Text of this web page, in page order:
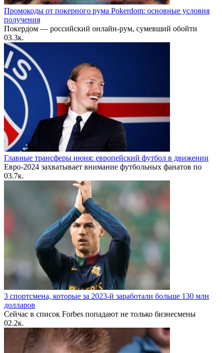
Промокоды от покерного рума Pokerdom: основные условия
получения
Покердом — российский онлайн-рум, сумевший обойти
03.3к.
Главные трансферы июня: европейский футбол в движении
Евро-2024 захватывает внимание футбольных фанатов по
03.7к.
3 спортсмена, которые за 2023-й заработали больше 130 млн
долларов
Сейчас в список Forbes попадают не только бизнесмены
02.2к.